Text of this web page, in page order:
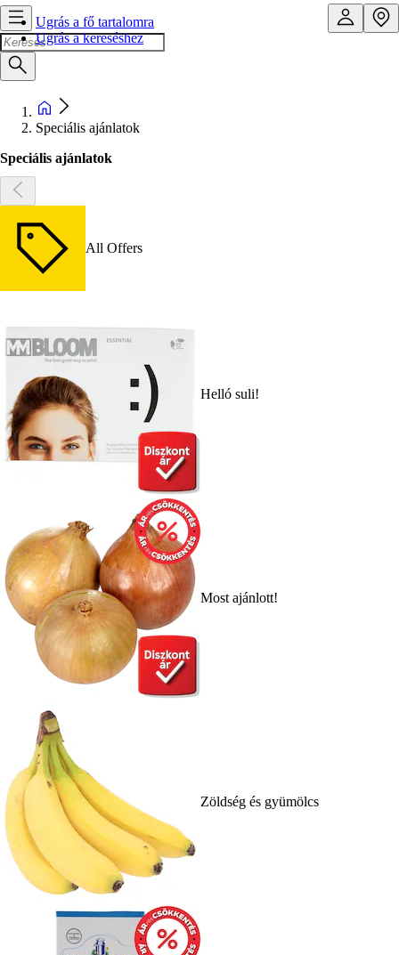
Ugrás a fő tartalomra
Ugrás a kereséshez
Speciális ajánlatok
Speciális ajánlatok
All Offers
Helló suli!
Most ajánlott!
Zöldség és gyümölcs